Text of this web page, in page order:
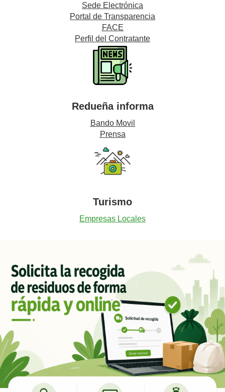
Sede Electrónica
Portal de Transparencia
FACE
Perfil del Contratante
Redueña informa
Bando Movil
Prensa
Turismo
Empresas Locales